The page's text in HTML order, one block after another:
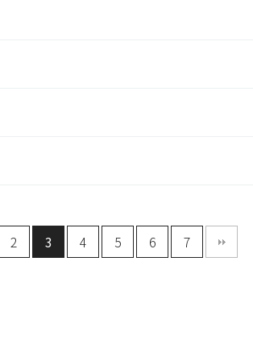
2 3 4 5 6 7